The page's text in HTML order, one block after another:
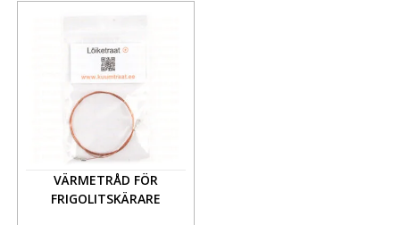
VÄRMETRÅD FÖR
FRIGOLIT­SKÄRARE